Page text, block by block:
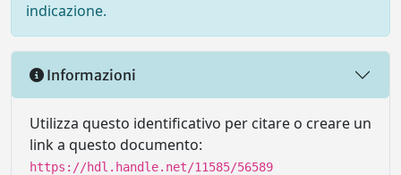
indicazione.
Informazioni
Utilizza questo identificativo per citare o creare un
link a questo documento:
https://hdl.handle.net/11585/56589